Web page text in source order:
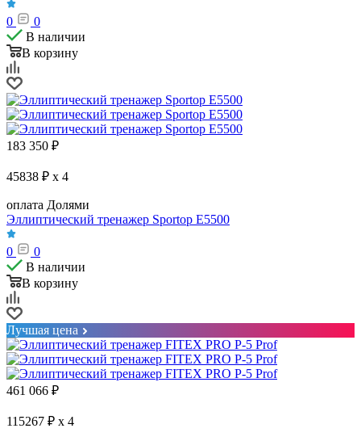
0
0
В наличии
В корзину
183 350 ₽
45838 ₽ x 4
оплата Долями
Эллиптический тренажер Sportop E5500
0
0
В наличии
В корзину
Лучшая цена
461 066 ₽
115267 ₽ x 4